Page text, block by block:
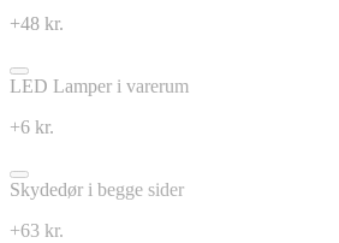
+48 kr.
LED Lamper i varerum
+6 kr.
Skydedør i begge sider
+63 kr.